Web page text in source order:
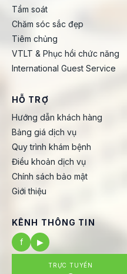
Tầm soát
Chăm sóc sắc đẹp
Tiêm chủng
VTLT & Phục hồi chức năng
International Guest Service
HỖ TRỢ
Hướng dẫn khách hàng
Bảng giá dịch vụ
Quy trình khám bệnh
Điều khoản dịch vụ
Chính sách bảo mật
Giới thiệu
KÊNH THÔNG TIN
f
▶
TRỰC TUYẾN